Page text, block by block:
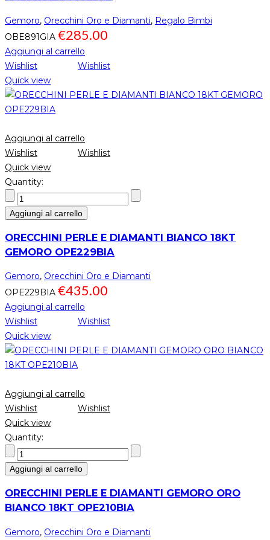
Gemoro, Orecchini Oro e Diamanti, Regalo Bimbi
OBE891GIA €285.00
Aggiungi al carrello
Wishlist
Wishlist
Quick view
Aggiungi al carrello
Wishlist
Wishlist
Quick view
Quantity:
Aggiungi al carrello
ORECCHINI PERLE E DIAMANTI BIANCO 18KT
GEMORO OPE229BIA
Gemoro, Orecchini Oro e Diamanti
OPE229BIA €435.00
Aggiungi al carrello
Wishlist
Wishlist
Quick view
Aggiungi al carrello
Wishlist
Wishlist
Quick view
Quantity:
Aggiungi al carrello
ORECCHINI PERLE E DIAMANTI GEMORO ORO
BIANCO 18KT OPE210BIA
Gemoro, Orecchini Oro e Diamanti